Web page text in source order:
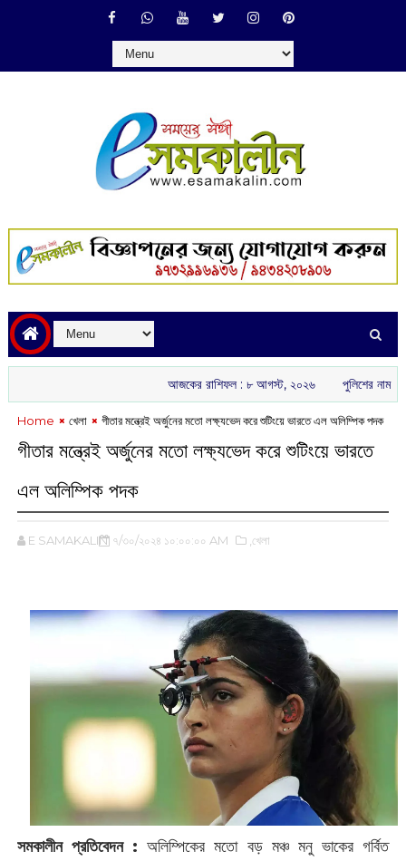
আজকের রাশিফল :‌ ‌‌৮ আগস্ট, ২০২৬ পুলিশের নাম ভাঙিয়ে
Home খেলা গীতার মন্ত্রেই অর্জুনের মতো লক্ষ্যভেদ করে শুটিংয়ে ভারতে এল অলিম্পিক পদক
গীতার মন্ত্রেই অর্জুনের মতো লক্ষ্যভেদ করে শুটিংয়ে ভারতে
এল অলিম্পিক পদক
E SAMAKALIN ৭/৩০/২০২৪ ১০:০০:০০ AM ,খেলা
সমকালীন প্রতিবেদন : অলিম্পিকের মতো বড় মঞ্চ মনু ভাকের গর্বিত